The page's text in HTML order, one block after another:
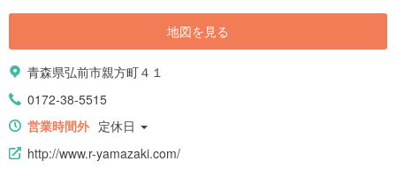
地図を見る
青森県弘前市親方町４１
0172-38-5515
営業時間外 定休日
http://www.r-yamazaki.com/